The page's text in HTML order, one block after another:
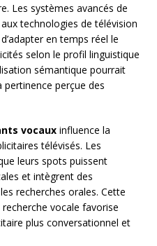
Les systèmes avancés de
technologies de télévision
en temps réel le
selon le profil linguistique
sémantique pourrait
perçue des
vocaux influence la
télévisés. Les
leurs spots puissent
et intègrent des
recherches orales. Cette
vocale favorise
plus conversationnel et